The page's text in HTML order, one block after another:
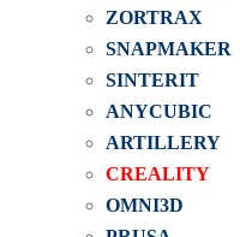
ZORTRAX
SNAPMAKER
SINTERIT
ANYCUBIC
ARTILLERY
CREALITY
OMNI3D